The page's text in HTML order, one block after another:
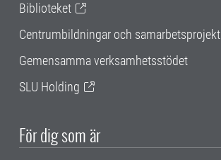
Biblioteket
Centrumbildningar och samarbetsprojekt
Gemensamma verksamhetsstödet
SLU Holding
För dig som är